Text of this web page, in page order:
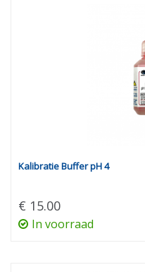
Kalibratie Buffer pH 4
€ 15.00
In voorraad